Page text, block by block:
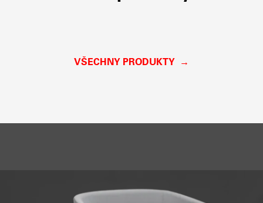
VŠECHNY PRODUKTY